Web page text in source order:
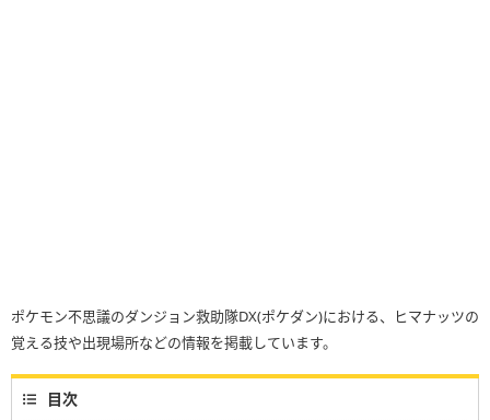
ポケモン不思議のダンジョン救助隊DX(ポケダン)における、ヒマナッツの
覚える技や出現場所などの情報を掲載しています。
目次